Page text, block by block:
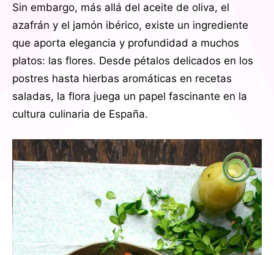
Sin embargo, más allá del aceite de oliva, el
azafrán y el jamón ibérico, existe un ingrediente
que aporta elegancia y profundidad a muchos
platos: las flores. Desde pétalos delicados en los
postres hasta hierbas aromáticas en recetas
saladas, la flora juega un papel fascinante en la
cultura culinaria de España.